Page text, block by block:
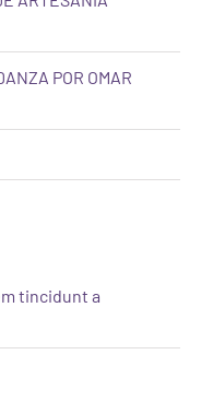
POR OMAR
tincidunt a